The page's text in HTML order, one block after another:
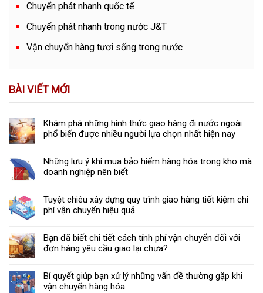
Chuyển phát nhanh quốc tế
Chuyển phát nhanh trong nước J&T
Vận chuyển hàng tươi sống trong nước
BÀI VIẾT MỚI
Khám phá những hình thức giao hàng đi nước ngoài
phổ biến được nhiều người lựa chọn nhất hiện nay
Những lưu ý khi mua bảo hiểm hàng hóa trong kho mà
doanh nghiệp nên biết
Tuyệt chiêu xây dựng quy trình giao hàng tiết kiệm chi
phí vận chuyển hiệu quả
Bạn đã biết chi tiết cách tính phí vận chuyển đối với
đơn hàng yêu cầu giao lại chưa?
Bí quyết giúp bạn xử lý những vấn đề thường gặp khi
vận chuyển hàng hóa